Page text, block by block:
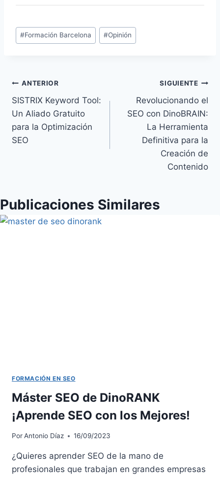
Etiquetas
de
#Formación Barcelona #Opinión
Navegación
de
entradas
ANTERIOR
SISTRIX Keyword Tool:
Un Aliado Gratuito
para la Optimización
SEO
SIGUIENTE
Revolucionando el
SEO con DinoBRAIN:
La Herramienta
Definitiva para la
Creación de
Contenido
Publicaciones Similares
FORMACIÓN EN SEO
Máster SEO de DinoRANK
¡Aprende SEO con los Mejores!
PorAntonio Díaz 16/09/2023
¿Quieres aprender SEO de la mano de
profesionales que trabajan en grandes empresas